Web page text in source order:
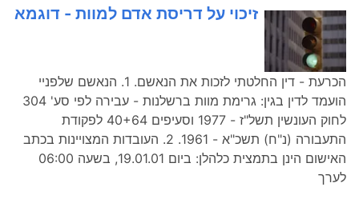
זיכוי על דריסת אדם למוות - דוגמא
הכרעת - דין החלטתי לזכות את הנאשם. 1. הנאשם שלפניי
הועמד לדין בגין: גרימת מוות ברשלנות - עבירה לפי סע' 304
לחוק העונשין תשל"ז - 1977 וסעיפים 40+64 לפקודת
התעבורה (נ"ח) תשכ"א - 1961. 2. העובדות המצויינות בכתב
האישום הינן בתמצית כלהלן: ביום 19.01.01, בשעה 06:00
לערך